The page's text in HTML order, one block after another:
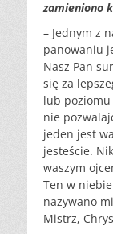
zamieniono
– Jednym z
panowaniu
Nasz Pan
się za
lub poziomu
nie
jeden jest
jesteście.
waszym
Ten w
nazywano
Mistrz,